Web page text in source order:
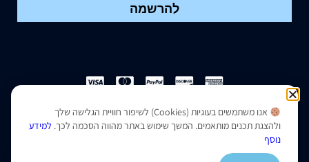
להרשמה
הצהרת נגישות|מדיניות פרטיות
נבנה ועוצב על ידי –
אנו משתמשים בעוגיות (Cookies) לשיפור חוויית הגלישה שלך
ולהצגת תכנים מותאמים. המשך שימוש באתר מהווה הסכמה לכך. למידע
נוסף